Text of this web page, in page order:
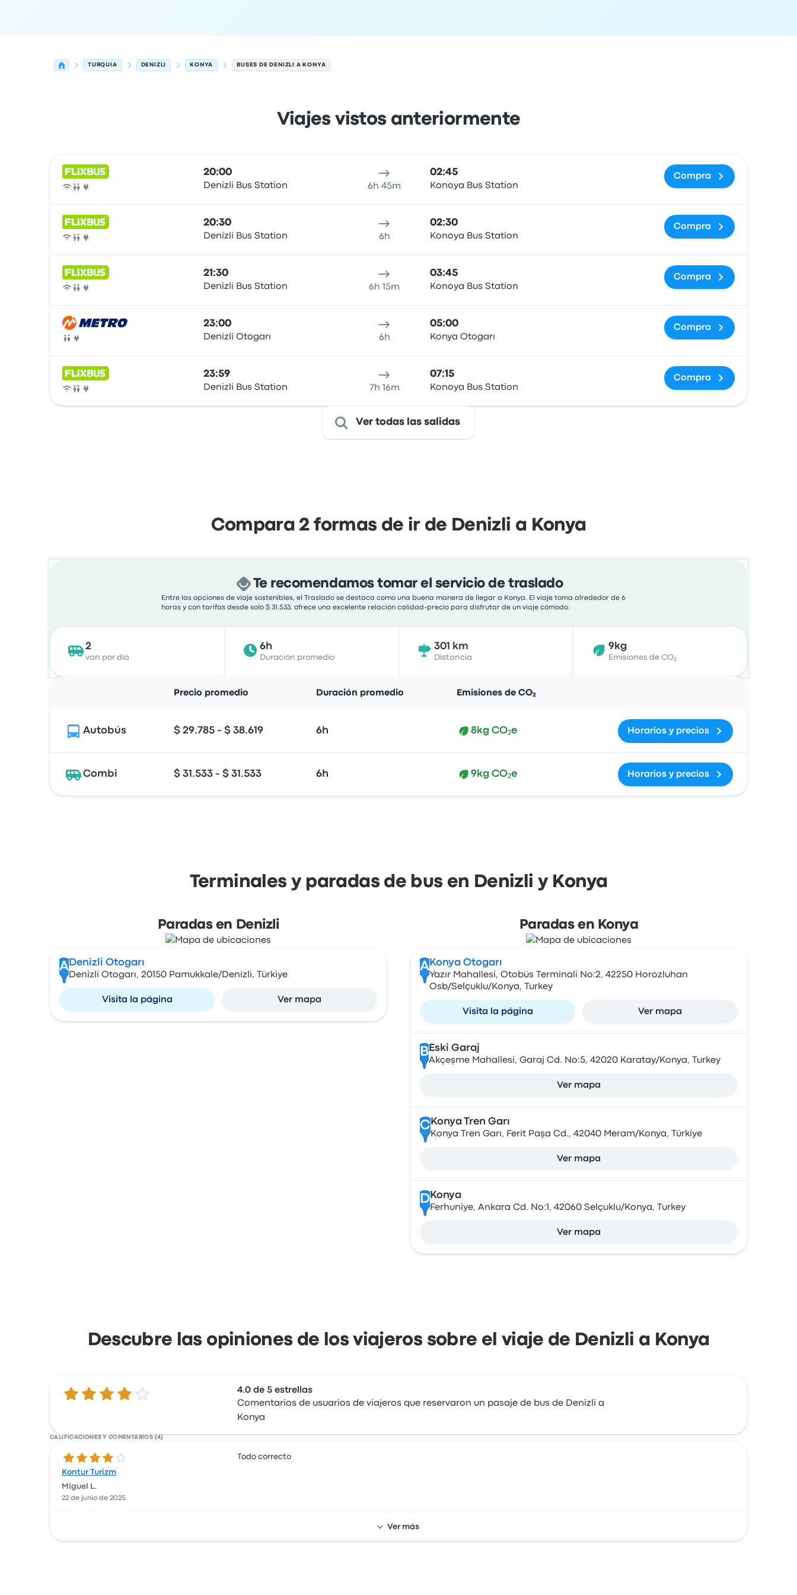
TURQUIA DENIZLI KONYA BUSES DE DENIZLI A KONYA
Viajes vistos anteriormente
Autobús
20:00
Denizli Bus Station 6h 45m
02:45
Konoya Bus Station
Compra
Autobús
20:30
Denizli Bus Station 6h
02:30
Konoya Bus Station
Compra
Autobús
21:30
Denizli Bus Station 6h 15m
03:45
Konoya Bus Station
Compra
Autobús
23:00
Denizli Otogarı 6h
05:00
Konya Otogarı
Compra
Autobús
23:59
Denizli Bus Station 7h 16m
07:15
Konoya Bus Station
Compra
Ver todas las salidas
Compara 2 formas de ir de Denizli a Konya
Te recomendamos tomar el servicio de traslado
Entre las opciones de viaje sostenibles, el Traslado se destaca como una buena manera de llegar a Konya. El viaje toma alrededor de 6
horas y con tarifas desde solo $ 31.533, ofrece una excelente relación calidad-precio para disfrutar de un viaje cómodo.
2
van por día
6h
Duración promedio
301 km
Distancia
9kg
Emisiones de CO₂
Precio promedio Duración promedio Emisiones de CO₂
Autobús $ 29.785 - $ 38.619 6h 8kg CO₂e Horarios y precios
Combi $ 31.533 - $ 31.533 6h 9kg CO₂e Horarios y precios
Terminales y paradas de bus en Denizli y Konya
Paradas en Denizli
A Denizli Otogarı
Denizli Otogarı, 20150 Pamukkale/Denizli, Türkiye
Visita la página Ver mapa
Paradas en Konya
A Konya Otogarı
Yazır Mahallesi, Otobüs Terminali No:2, 42250 Horozluhan
Osb/Selçuklu/Konya, Turkey
Visita la página Ver mapa
B Eski Garaj
Akçeşme Mahallesi, Garaj Cd. No:5, 42020 Karatay/Konya, Turkey
Ver mapa
CKonya Tren Garı
Konya Tren Garı, Ferit Paşa Cd., 42040 Meram/Konya, Türkiye
Ver mapa
DKonya
Ferhuniye, Ankara Cd. No:1, 42060 Selçuklu/Konya, Turkey
Ver mapa
Descubre las opiniones de los viajeros sobre el viaje de Denizli a Konya
4.0 de 5 estrellas
4.0 de 5 estrellas
Comentarios de usuarios de viajeros que reservaron un pasaje de bus de Denizli a
Konya
CALIFICACIONES Y COMENTARIOS (4)
Todo correcto
4.0 de 5 estrellas
Kontur Turizm
Miguel L.
22 de junio de 2025
Ver más